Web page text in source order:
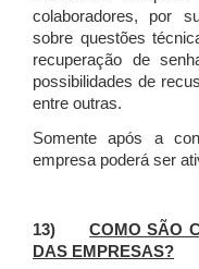
colaboradores, por
sobre questões
recuperação de
possibilidades de
entre outras.
Somente após a
empresa poderá ser
13)COMO SÃO
DAS EMPRESAS?